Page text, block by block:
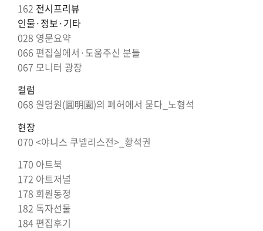
162 전시프리뷰
인물·정보·기타
028 영문요약
066 편집실에서·도움주신 분들
067 모니터 광장
컬럼
068 원명원(圓明園)의 폐허에서 묻다_노형석
현장
070 <야니스 쿠넬리스전>_황석권
170 아트북
172 아트저널
178 회원동정
182 독자선물
184 편집후기